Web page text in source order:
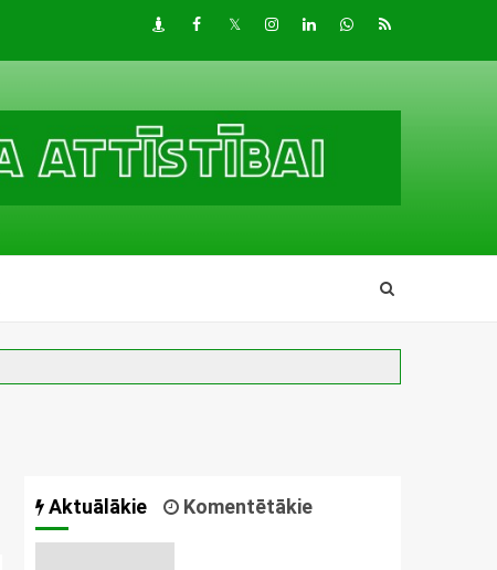
DraugiemFacebook
TwitterInstagram
LinkedInwhatsapp
RSS
Aktuālākie Komentētākie